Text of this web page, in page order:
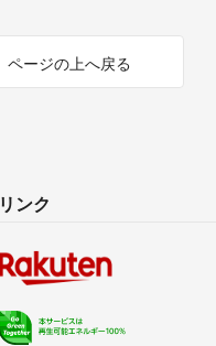
ページの上へ戻る
リンク